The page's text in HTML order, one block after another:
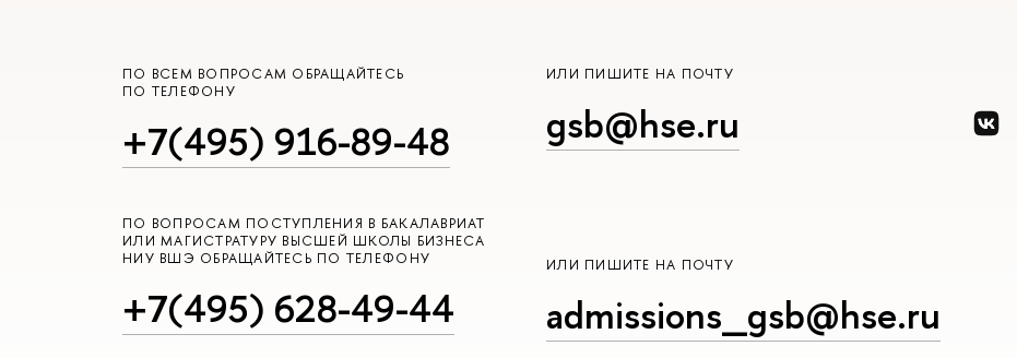
ПО ВСЕМ ВОПРОСАМ ОБРАЩАЙТЕСЬ
ПО ТЕЛЕФОНУ
+7(495) 916-89-48
ИЛИ ПИШИТЕ НА ПОЧТУ
gsb@hse.ru
ПО ВОПРОСАМ ПОСТУПЛЕНИЯ В БАКАЛАВРИАТ
ИЛИ МАГИСТРАТУРУ ВЫСШЕЙ ШКОЛЫ БИЗНЕСА
НИУ ВШЭ ОБРАЩАЙТЕСЬ ПО ТЕЛЕФОНУ
+7(495) 628-49-44
ИЛИ ПИШИТЕ НА ПОЧТУ
admissions_gsb@hse.ru